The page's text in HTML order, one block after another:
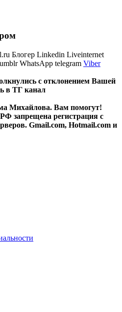
Блогер Linkedin Liveinternet
WhatsApp telegram Viber
с отклонением Вашей
в ТГ канал
Михайлова. Вам помогут!
запрещена регистрация с
Gmail.com, Hotmail.com и